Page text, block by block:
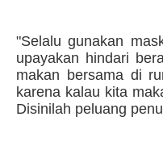
"Selalu gunakan
upayakan hindari
makan bersama di
karena kalau kita
Disinilah peluang